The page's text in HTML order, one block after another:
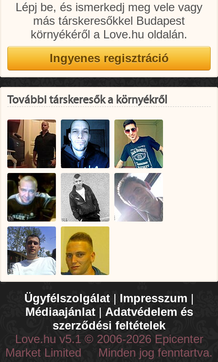
Lépj be, és ismerkedj meg vele vagy
más társkeresőkkel Budapest
környékéről a Love.hu oldalán.
További társkeresők a környékről
Ügyfélszolgálat | Impresszum |
Médiaajánlat| Adatvédelem és
szerződési feltételek
Love.hu v5.1 © 2006-2026 Epicenter
Market Limited Minden jog fenntartva.